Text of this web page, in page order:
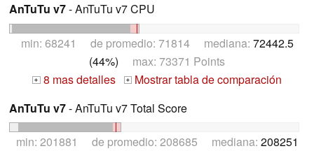
AnTuTu v7- AnTuTu v7 CPU
min: 68241 de promedio: 71814 mediana: 72442.5
(44%) max: 73371 Points
+ 8 mas detalles +
Mostrar tabla de comparación
AnTuTu v7- AnTuTu v7 Total Score
min: 201881 de promedio: 208685 mediana: 208251